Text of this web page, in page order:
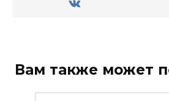
Вам также может